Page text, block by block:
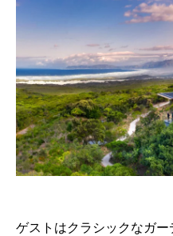
ゲストはクラシックなガ